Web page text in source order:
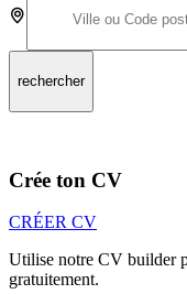
rechercher
Crée ton CV
CRÉER CV
Utilise notre CV builder
gratuitement.